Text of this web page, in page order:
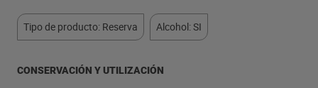
Tipo de producto: Reserva Alcohol: SI
CONSERVACIÓN Y UTILIZACIÓN